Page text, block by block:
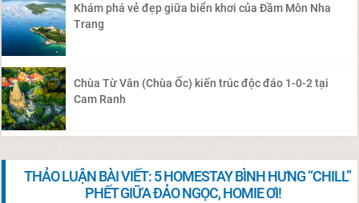
Khám phá vẻ đẹp giữa biển khơi của Đầm Môn Nha
Trang
Chùa Từ Vân (Chùa Ốc) kiến trúc độc đáo 1-0-2 tại
Cam Ranh
THẢO LUẬN BÀI VIẾT: 5 HOMESTAY BÌNH HƯNG “CHILL”
PHẾT GIỮA ĐẢO NGỌC, HOMIE ƠI!